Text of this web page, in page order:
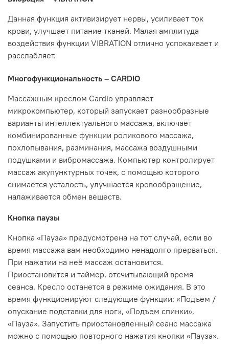
Данная функция активизирует нервы, усиливает ток
крови, улучшает питание тканей. Малая амплитуда
воздействия функции VIBRATION отлично успокаивает и
расслабляет.
Многофункциональность – CARDIO
Массажным креслом Cardio управляет
микрокомпьютер, который запускает разнообразные
варианты интеллектуального массажа, включает
комбинированные функции роликового массажа,
похлопывания, разминания, массажа воздушными
подушками и вибромассажа. Компьютер контролирует
массаж акупунктурных точек, с помощью которого
снимается усталость, улучшается кровообращение,
налаживается обмен веществ.
Кнопка паузы
Кнопка «Пауза» предусмотрена на тот случай, если во
время массажа вам необходимо ненадолго прерваться.
При нажатии на неё массаж остановится.
Приостановится и таймер, отсчитывающий время
сеанса. Кресло останется в режиме ожидания. В это
время функционируют следующие функции: «Подъем /
опускание подставки для ног», «Подъем спинки»,
«Пауза». Запустить приостановленный сеанс массажа
можно с помощью повторного нажатия кнопки «Пауза».